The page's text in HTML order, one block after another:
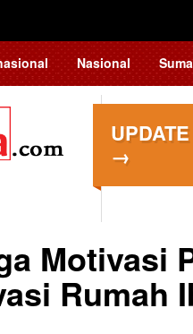
Nasional
UPDATE
→
Motivasi
Rumah